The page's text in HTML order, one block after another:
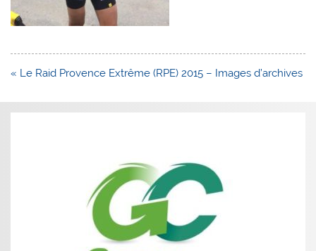
Navigation
l’article
« Le Raid Provence Extrême (RPE) 2015 – Images d’archives